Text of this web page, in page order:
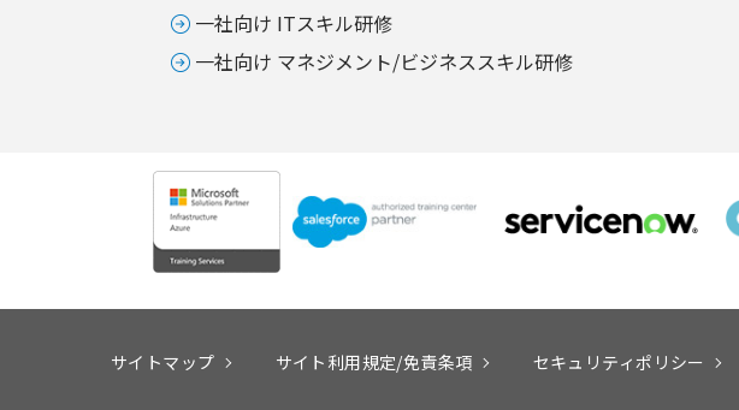
一社向け ITスキル研修
一社向け マネジメント/ビジネススキル研修
サイトマップ サイト利用規定/免責条項 セキュリティポリシー